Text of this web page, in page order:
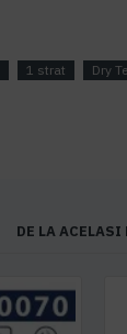
1 strat Dry
DE LA ACELASI